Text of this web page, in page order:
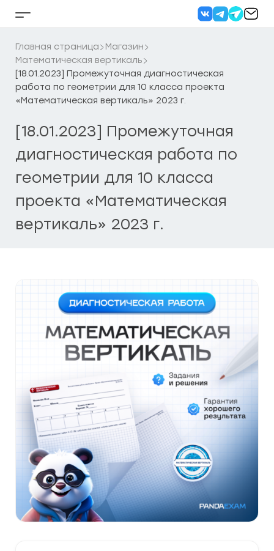
Кнопка
бокового
меню
Главная страница
Магазин
Математическая вертикаль
[18.01.2023] Промежуточная диагностическая
работа по геометрии для 10 класса проекта
«Математическая вертикаль» 2023 г.
[18.01.2023] Промежуточная
диагностическая работа по
геометрии для 10 класса
проекта «Математическая
вертикаль» 2023 г.